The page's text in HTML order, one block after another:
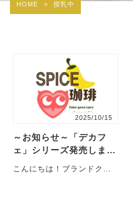
HOME > 授乳中
2025/10/15
～お知らせ～「デカフ
ェ」シリーズ発売しま
こんにちは！ブランドクリ